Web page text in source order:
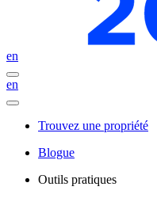
en
en
Trouvez une propriété
Blogue
Outils pratiques